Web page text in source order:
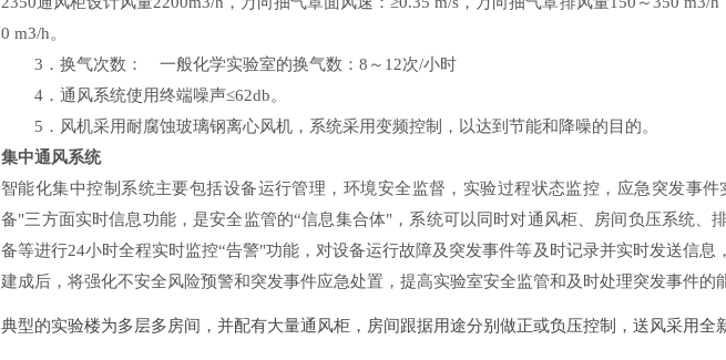
0 m3/h。
3．换气次数： 一般化学实验室的换气数： 8～12次/小时
4．通风系统使用终端噪声≤62db。
5．风机采用耐腐蚀玻璃钢离心风机，系统采用变频控制，以达到节能和降噪的目的。
集中通风系统
智能化集中控制系统主要包括设备运行管理，环境安全监督，实验过程状态监控，应急突发事
备"三方面实时信息功能，是安全监管的“信息集合体"，系统可以同时对通风柜、房间负压系统、
备等进行24小时全程实时监控“告警"功能，对设备运行故障及突发事件等及时记录并实时发送信
建成后，将强化不安全风险预警和突发事件应急处置，提高实验室安全监管和及时处理突发事件的
典型的实验楼为多层多房间，并配有大量通风柜，房间跟据用途分别做正或负压控制，送风采用全